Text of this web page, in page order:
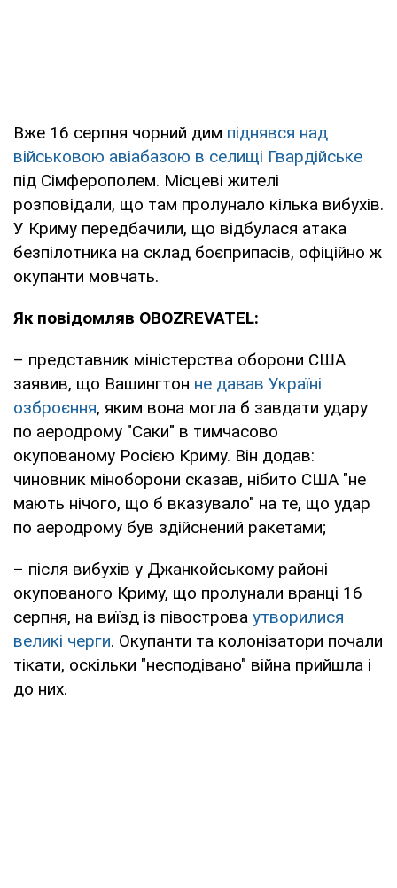
Вже 16 серпня чорний дим піднявся над
військовою авіабазою в селищі Гвардійське
під Сімферополем. Місцеві жителі
розповідали, що там пролунало кілька вибухів.
У Криму передбачили, що відбулася атака
безпілотника на склад боєприпасів, офіційно ж
окупанти мовчать.
Як повідомляв OBOZREVATEL:
– представник міністерства оборони США
заявив, що Вашингтон не давав Україні
озброєння, яким вона могла б завдати удару
по аеродрому "Саки" в тимчасово
окупованому Росією Криму. Він додав:
чиновник міноборони сказав, нібито США "не
мають нічого, що б вказувало" на те, що удар
по аеродрому був здійснений ракетами;
– після вибухів у Джанкойському районі
окупованого Криму, що пролунали вранці 16
серпня, на виїзд із півострова утворилися
великі черги. Окупанти та колонізатори почали
тікати, оскільки "несподівано" війна прийшла і
до них.